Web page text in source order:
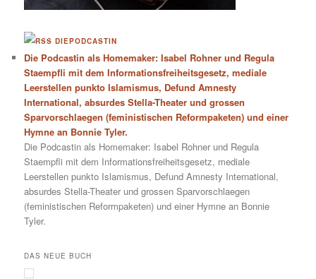
DIEPODCASTIN
Die Podcastin als Homemaker: Isabel Rohner und Regula
Staempfli mit dem Informationsfreiheitsgesetz, mediale
Leerstellen punkto Islamismus, Defund Amnesty
International, absurdes Stella-Theater und grossen
Sparvorschlaegen (feministischen Reformpaketen) und einer
Hymne an Bonnie Tyler.
Die Podcastin als Homemaker: Isabel Rohner und Regula
Staempfli mit dem Informationsfreiheitsgesetz, mediale
Leerstellen punkto Islamismus, Defund Amnesty International,
absurdes Stella-Theater und grossen Sparvorschlaegen
(feministischen Reformpaketen) und einer Hymne an Bonnie
Tyler.
DAS NEUE BUCH